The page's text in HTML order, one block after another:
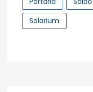
Solarium